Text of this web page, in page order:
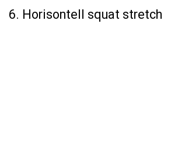
6. Horisontell squat stretch